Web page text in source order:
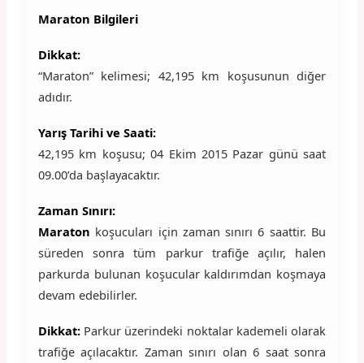
Maraton Bilgileri
Dikkat:
“Maraton” kelimesi; 42,195 km koşusunun diğer
adıdır.
Yarış Tarihi ve Saati:
42,195 km koşusu; 04 Ekim 2015 Pazar günü saat
09.00’da başlayacaktır.
Zaman Sınırı:
Maraton koşucuları için zaman sınırı 6 saattir. Bu
süreden sonra tüm parkur trafiğe açılır, halen
parkurda bulunan koşucular kaldırımdan koşmaya
devam edebilirler.
Dikkat:Parkur üzerindeki noktalar kademeli olarak
trafiğe açılacaktır. Zaman sınırı olan 6 saat sonra